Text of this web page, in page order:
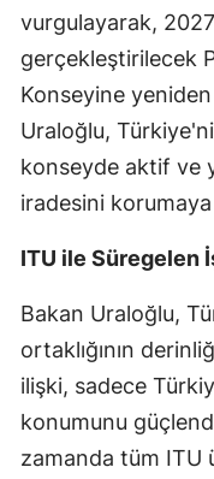
vurgulayarak,
gerçekleştirilecek
Konseyine
Uraloğlu,
konseyde aktif ve
iradesini
ITU ile Süregelen
Bakan Uraloğlu,
ortaklığının
ilişki, sadece
konumunu
zamanda tüm ITU